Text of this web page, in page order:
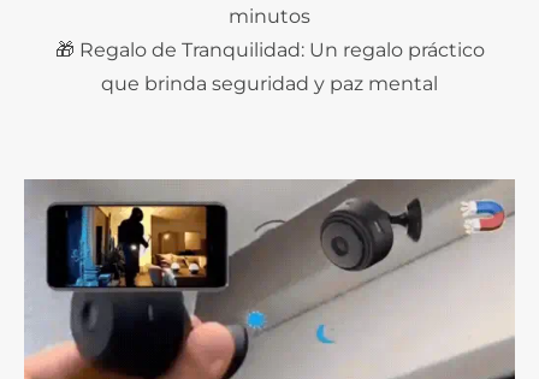
minutos
🎁 Regalo de Tranquilidad: Un regalo práctico
que brinda seguridad y paz mental